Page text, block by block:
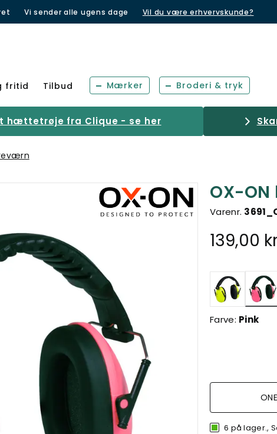
Vi sender alle ugens dage Vil du være erhvervskunde?
fritid Tilbud Mærker Broderi & tryk
hættetrøje fra Clique - se her
OX-
Varenr.
139,00
Farve: Pink
6 på lager.,